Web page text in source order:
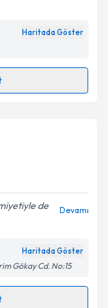
belirtilen
Haritada Göster
talebi
için bir
Aydınlatma
belirtilen
de
Devamı
Haritada Göster
Gökay Cd. No:15